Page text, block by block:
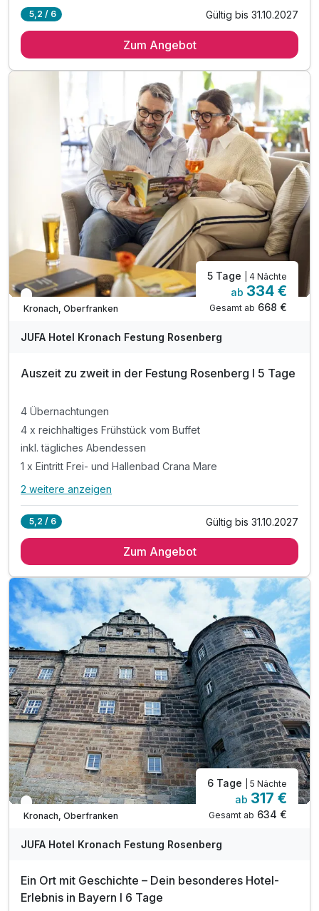
4 x reichhaltiges Frühstück vom Buffet
inkl. Outdoor-Spielplatz mit Spielwiese
inkl. Parken in der Nähe vom Festungsgelände
inkl. WLAN
5,2 / 6 Gültig bis 31.10.2027
Zum Angebot
In 1 Woche wieder frei
Kronach, Oberfranken
5 Tage | 4 Nächte
ab 334 €
Gesamt ab 668 €
JUFA Hotel Kronach Festung Rosenberg
Auszeit zu zweit in der Festung Rosenberg I 5 Tage
4 Übernachtungen
4 x reichhaltiges Frühstück vom Buffet
inkl. tägliches Abendessen
1 x Eintritt Frei- und Hallenbad Crana Mare
Alle Inklusivleistungen
4 x reichhaltiges Frühstück vom Buffet
1 x Eintritt Frei- und Hallenbad Crana Mare
inkl. Parkplatznutzung
inkl. WLAN-Nutzung
2 weitere anzeigen
5,2 / 6 Gültig bis 31.10.2027
Zum Angebot
In 1 Woche wieder frei
Kronach, Oberfranken
6 Tage | 5 Nächte
ab 317 €
Gesamt ab 634 €
JUFA Hotel Kronach Festung Rosenberg
Ein Ort mit Geschichte – Dein besonderes Hotel-
Erlebnis in Bayern I 6 Tage